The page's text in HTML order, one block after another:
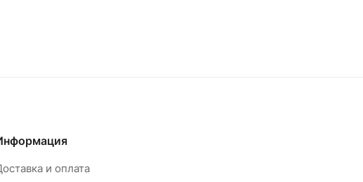
и оплата